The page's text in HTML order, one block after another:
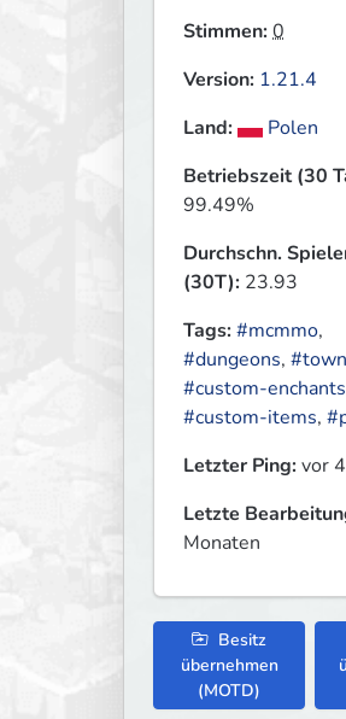
Stimmen:0
Version: 1.21.4
Land:
Polen
Betriebszeit (30
99.49%
Durchschn.
(30T): 23.93
Tags:#mcmmo,
#dungeons,
#custom-enchants
#custom-items,
Letzter Ping:vor
Letzte
Monaten
Besitz
übernehmen
(MOTD)